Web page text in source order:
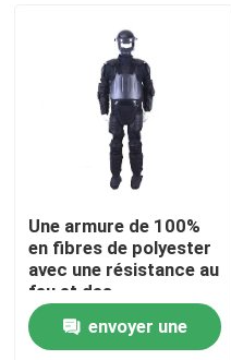
Gilet à l'épreuve des
Casque ballistique
Équipement à
Sac à dos tactique
Une armure de 100%
en fibres de polyester
avec une résistance au
feu et des
performances élevées
envoyer une